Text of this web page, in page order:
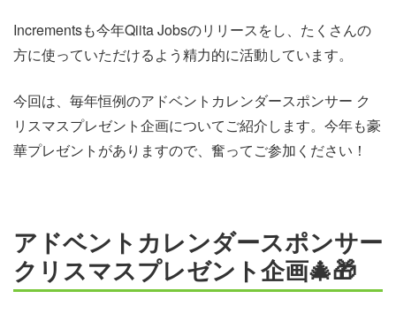
Incrementsも今年Qiita Jobsのリリースをし、たくさんの
方に使っていただけるよう精力的に活動しています。
今回は、毎年恒例のアドベントカレンダースポンサー ク
リスマスプレゼント企画についてご紹介します。今年も豪
華プレゼントがありますので、奮ってご参加ください！
アドベントカレンダースポンサー
クリスマスプレゼント企画🎄🎁